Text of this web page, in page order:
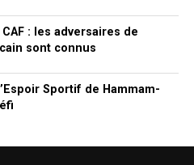
: les adversaires de
sont connus
Sportif de Hammam-